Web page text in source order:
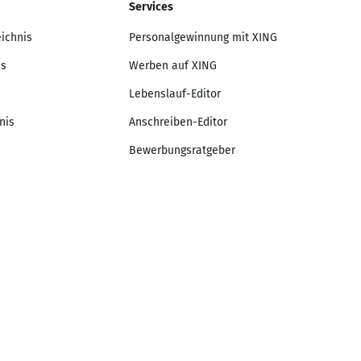
Services
Personalgewinnung mit XING
Werben auf XING
Lebenslauf-Editor
Anschreiben-Editor
Bewerbungsratgeber